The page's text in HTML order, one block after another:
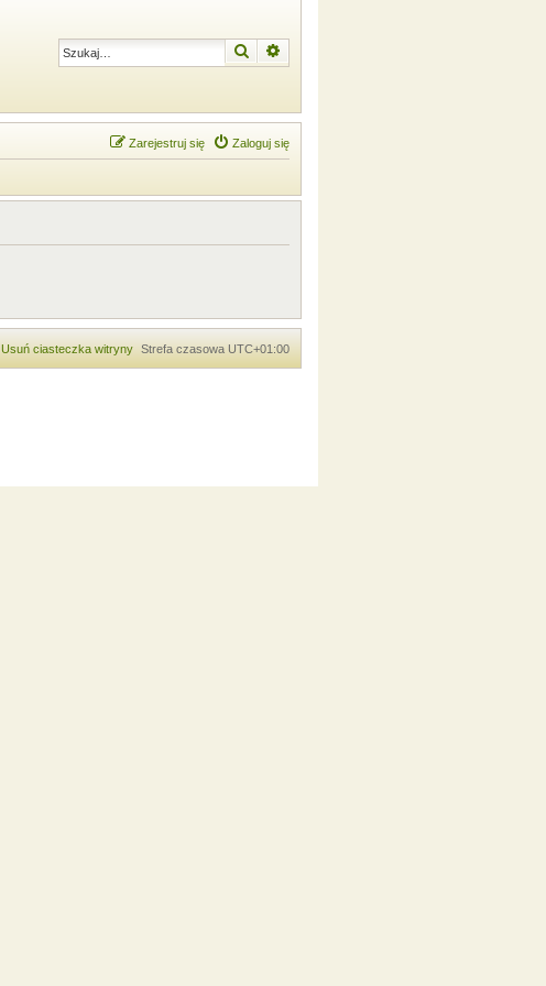
Szukaj
Zaloguj się
Zarejestruj się
Strefa czasowa UTC+01:00
Usuń ciasteczka witryny